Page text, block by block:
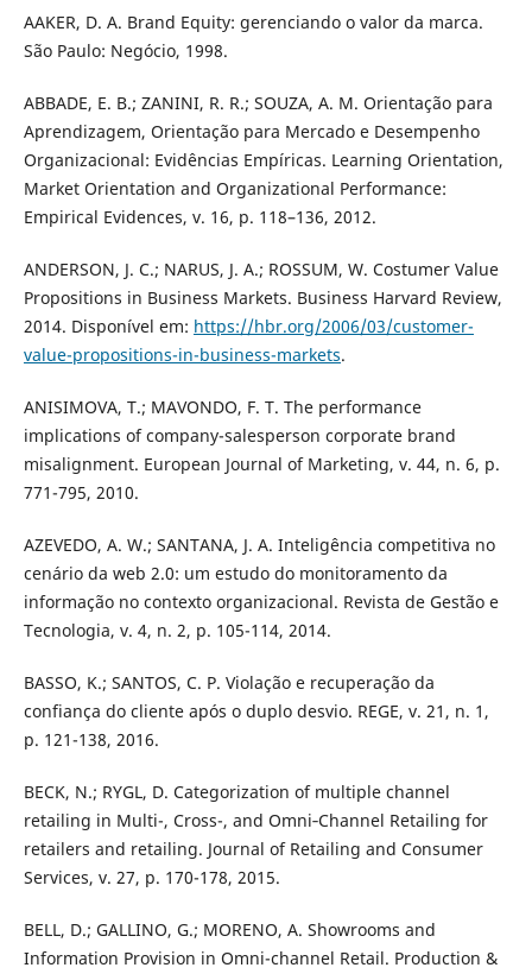
AAKER, D. A. Brand Equity: gerenciando o valor da marca.
São Paulo: Negócio, 1998.
ABBADE, E. B.; ZANINI, R. R.; SOUZA, A. M. Orientação para
Aprendizagem, Orientação para Mercado e Desempenho
Organizacional: Evidências Empíricas. Learning Orientation,
Market Orientation and Organizational Performance:
Empirical Evidences, v. 16, p. 118–136, 2012.
ANDERSON, J. C.; NARUS, J. A.; ROSSUM, W. Costumer Value
Propositions in Business Markets. Business Harvard Review,
2014. Disponível em: https://hbr.org/2006/03/customer-
value-propositions-in-business-markets.
ANISIMOVA, T.; MAVONDO, F. T. The performance
implications of company-salesperson corporate brand
misalignment. European Journal of Marketing, v. 44, n. 6, p.
771-795, 2010.
AZEVEDO, A. W.; SANTANA, J. A. Inteligência competitiva no
cenário da web 2.0: um estudo do monitoramento da
informação no contexto organizacional. Revista de Gestão e
Tecnologia, v. 4, n. 2, p. 105-114, 2014.
BASSO, K.; SANTOS, C. P. Violação e recuperação da
confiança do cliente após o duplo desvio. REGE, v. 21, n. 1,
p. 121-138, 2016.
BECK, N.; RYGL, D. Categorization of multiple channel
retailing in Multi-, Cross-, and Omni‐Channel Retailing for
retailers and retailing. Journal of Retailing and Consumer
Services, v. 27, p. 170-178, 2015.
BELL, D.; GALLINO, G.; MORENO, A. Showrooms and
Information Provision in Omni-channel Retail. Production &